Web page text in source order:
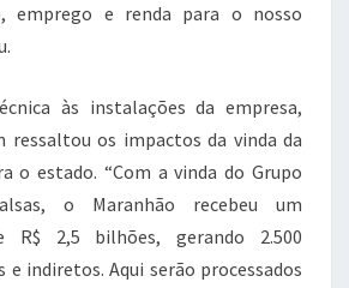
emprego e renda para o nosso
às instalações da empresa,
ressaltou os impactos da vinda da
o estado. “Com a vinda do Grupo
o Maranhão recebeu um
R$ 2,5 bilhões, gerando 2.500
indiretos. Aqui serão processados